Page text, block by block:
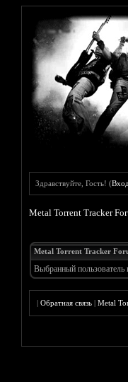
Здравствуйте, Гость! (Вход
Metal Torrent Tracker
Metal Torrent Tracker
Выбранный пользователь
|Обратная связь |Metal